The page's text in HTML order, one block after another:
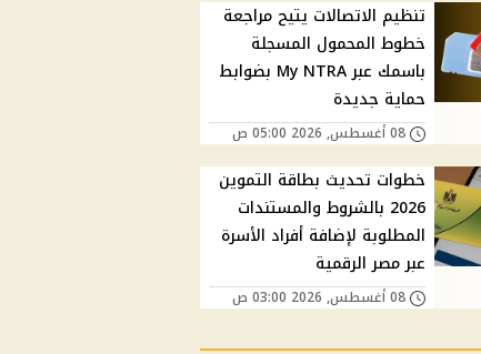
تنظيم الاتصالات يتيح مراجعة
خطوط المحمول المسجلة
باسمك عبر My NTRA بضوابط
حماية جديدة
08 أغسطس, 2026 05:00 ص
خطوات تحديث بطاقة التموين
2026 بالشروط والمستندات
المطلوبة لإضافة أفراد الأسرة
عبر مصر الرقمية
08 أغسطس, 2026 03:00 ص